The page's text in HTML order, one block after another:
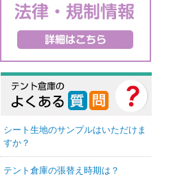
シート生地のサンプルはいただけま
すか？
テント倉庫の張替え時期は？